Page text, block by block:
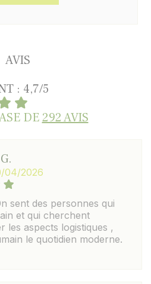
AVIS
: 4,7/5
DE292 AVIS
04/2026
sent des personnes qui
et qui cherchent
les aspects logistiques ,
le quotidien moderne.